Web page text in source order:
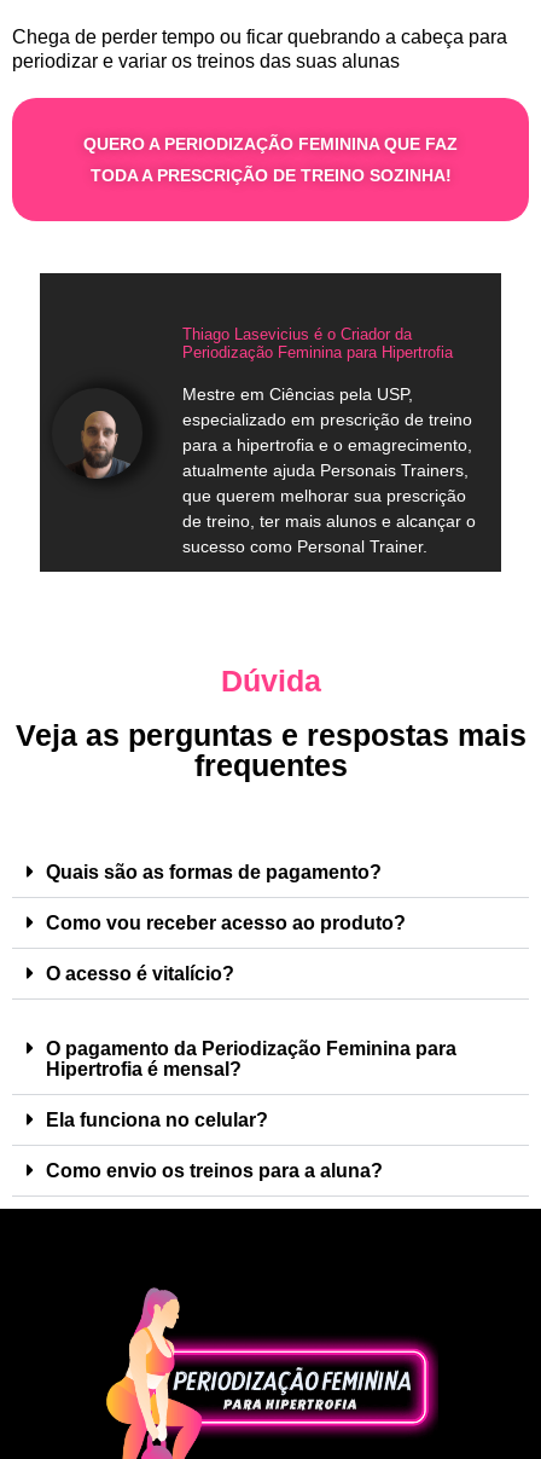
Chega de perder tempo ou ficar quebrando a cabeça para
periodizar e variar os treinos das suas alunas
QUERO A PERIODIZAÇÃO FEMININA QUE FAZ
TODA A PRESCRIÇÃO DE TREINO SOZINHA!
Thiago Lasevicius é o Criador da
Periodização Feminina para Hipertrofia
Mestre em Ciências pela USP,
especializado em prescrição de treino
para a hipertrofia e o emagrecimento,
atualmente ajuda Personais Trainers,
que querem melhorar sua prescrição
de treino, ter mais alunos e alcançar o
sucesso como Personal Trainer.
Dúvida
Veja as perguntas e respostas mais
frequentes
Quais são as formas de pagamento?
Como vou receber acesso ao produto?
O acesso é vitalício?
O pagamento da Periodização Feminina para
Hipertrofia é mensal?
Ela funciona no celular?
Como envio os treinos para a aluna?